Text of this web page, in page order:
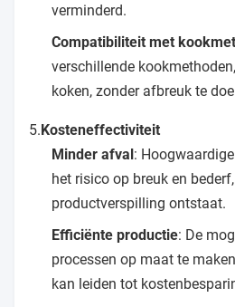
verminderd.
Compatibiliteit met
verschillende
koken, zonder afbreuk te
5.Kosteneffectiviteit
Minder afval:
het risico op breuk en
productverspilling ontstaat.
Efficiënte productie: De
processen op maat te
kan leiden tot